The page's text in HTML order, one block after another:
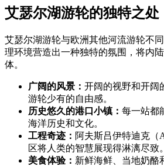
艾瑟尔湖游轮的独特之处
艾瑟尔湖游轮与欧洲其他河流游轮不
理环境营造出一种独特的氛围，将内
体。
广阔的风景： 开阔的视野和开阔
游轮少有的自由感。
历史悠久的港口小镇： 每一站都
海洋历史和文化。
工程奇迹： 阿夫斯吕伊特迪克（
区将人类的智慧展现得淋漓尽致。
美食体验： 新鲜海鲜、当地奶酪